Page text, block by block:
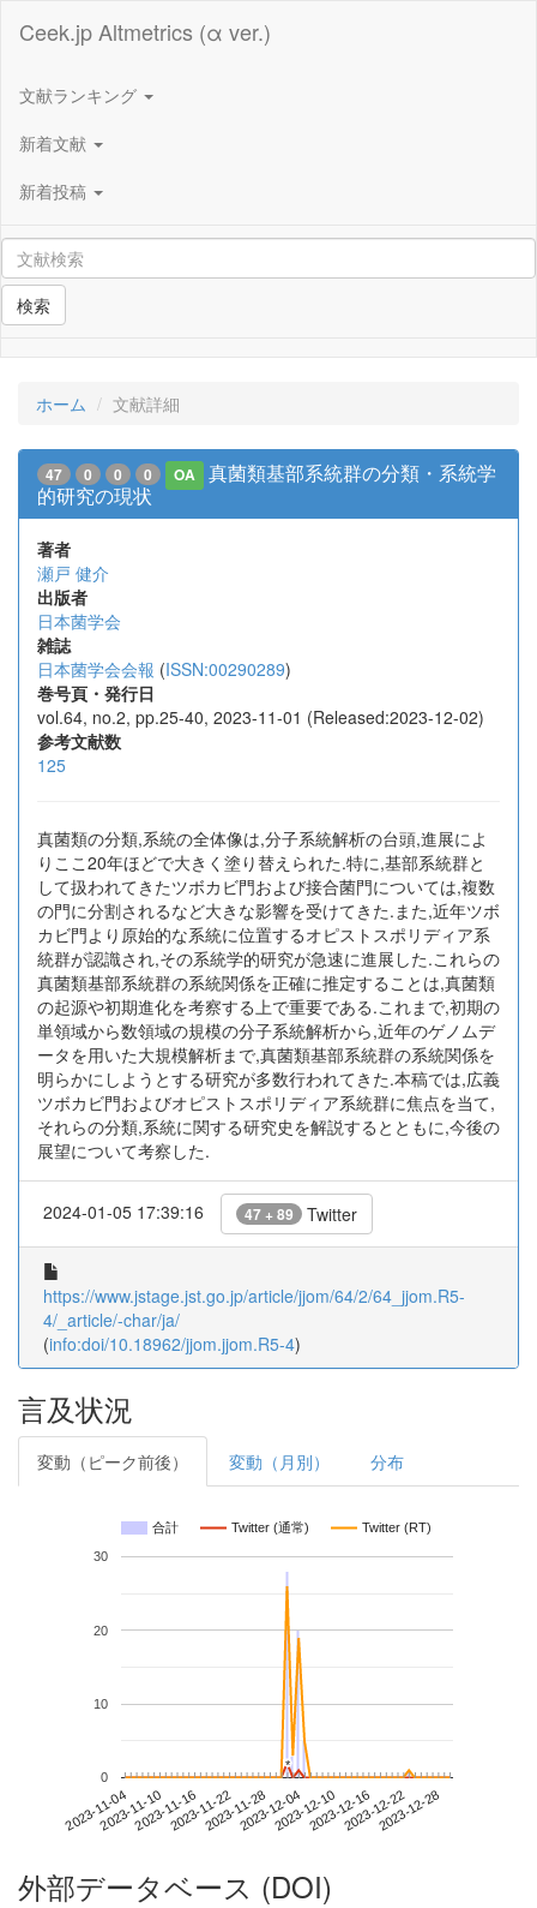
Ceek.jp Altmetrics (α ver.)
文献ランキング
新着文献
新着投稿
検索
ホーム 文献詳細
47 0 0 0 OA
真菌類基部系統群の分類・系統学
的研究の現状
著者
瀬戸 健介
出版者
日本菌学会
雑誌
日本菌学会会報 (ISSN:00290289)
巻号頁・発行日
vol.64, no.2, pp.25-40, 2023-11-01 (Released:2023-12-02)
参考文献数
125
真菌類の分類,系統の全体像は,分子系統解析の台頭,進展によ
りここ20年ほどで大きく塗り替えられた.特に,基部系統群と
して扱われてきたツボカビ門および接合菌門については,複数
の門に分割されるなど大きな影響を受けてきた.また,近年ツボ
カビ門より原始的な系統に位置するオピストスポリディア系
統群が認識され,その系統学的研究が急速に進展した.これらの
真菌類基部系統群の系統関係を正確に推定することは,真菌類
の起源や初期進化を考察する上で重要である.これまで,初期の
単領域から数領域の規模の分子系統解析から,近年のゲノムデ
ータを用いた大規模解析まで,真菌類基部系統群の系統関係を
明らかにしようとする研究が多数行われてきた.本稿では,広義
ツボカビ門およびオピストスポリディア系統群に焦点を当て,
それらの分類,系統に関する研究史を解説するとともに,今後の
展望について考察した.
2024-01-05 17:39:16 47 + 89 Twitter
https://www.jstage.jst.go.jp/article/jjom/64/2/64_jjom.R5-
4/_article/-char/ja/
(info:doi/10.18962/jjom.jjom.R5-4)
言及状況
変動（ピーク前後） 変動（月別） 分布
合計 Twitter (通常) Twitter (RT)
2023-11-042023-11-102023-11-162023-11-222023-11-282023-12-042023-12-102023-12-162023-12-222023-12-28
0
10
20
30
*
*
外部データベース (DOI)